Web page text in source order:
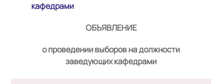
кафедрами
ОБЪЯВЛЕНИЕ
о проведении выборов на должности
заведующих кафедрами